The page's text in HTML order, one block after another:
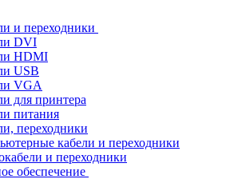
и переходники
DVI
HDMI
USB
VGA
для принтера
питания
переходники
кабели и переходники
и переходники
обеспечение